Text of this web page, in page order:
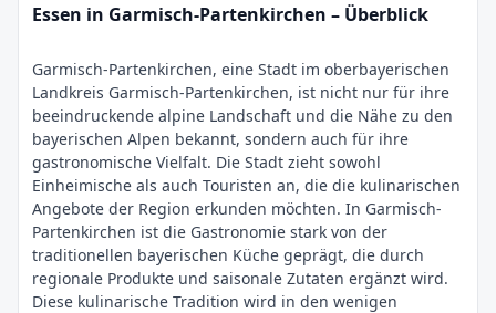
Essen in Garmisch-Partenkirchen – Überblick
Garmisch-Partenkirchen, eine Stadt im oberbayerischen
Landkreis Garmisch-Partenkirchen, ist nicht nur für ihre
beeindruckende alpine Landschaft und die Nähe zu den
bayerischen Alpen bekannt, sondern auch für ihre
gastronomische Vielfalt. Die Stadt zieht sowohl
Einheimische als auch Touristen an, die die kulinarischen
Angebote der Region erkunden möchten. In Garmisch-
Partenkirchen ist die Gastronomie stark von der
traditionellen bayerischen Küche geprägt, die durch
regionale Produkte und saisonale Zutaten ergänzt wird.
Diese kulinarische Tradition wird in den wenigen